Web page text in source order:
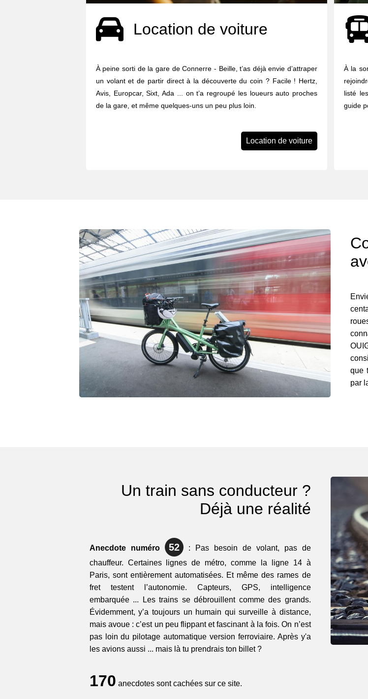
Location de voiture
À peine sorti de la gare de Connerre - Beille, t’as déjà envie d’attraper
un volant et de partir direct à la découverte du coin ? Facile ! Hertz,
Avis, Europcar, Sixt, Ada ... on t’a regroupé les loueurs auto proches
de la gare, et même quelques-uns un peu plus loin.
Location de voiture
À la
listé
guide
que
par
Un train sans conducteur ?
Déjà une réalité
Anecdote numéro 52 : Pas besoin de volant, pas de
chauffeur. Certaines lignes de métro, comme la ligne 14 à
Paris, sont entièrement automatisées. Et même des rames de
fret testent l’autonomie. Capteurs, GPS, intelligence
embarquée ... Les trains se débrouillent comme des grands.
Évidemment, y’a toujours un humain qui surveille à distance,
mais avoue : c’est un peu flippant et fascinant à la fois. On n’est
pas loin du pilotage automatique version ferroviaire. Après y'a
les avions aussi ... mais là tu prendrais ton billet ?
170 anecdotes sont cachées sur ce site.